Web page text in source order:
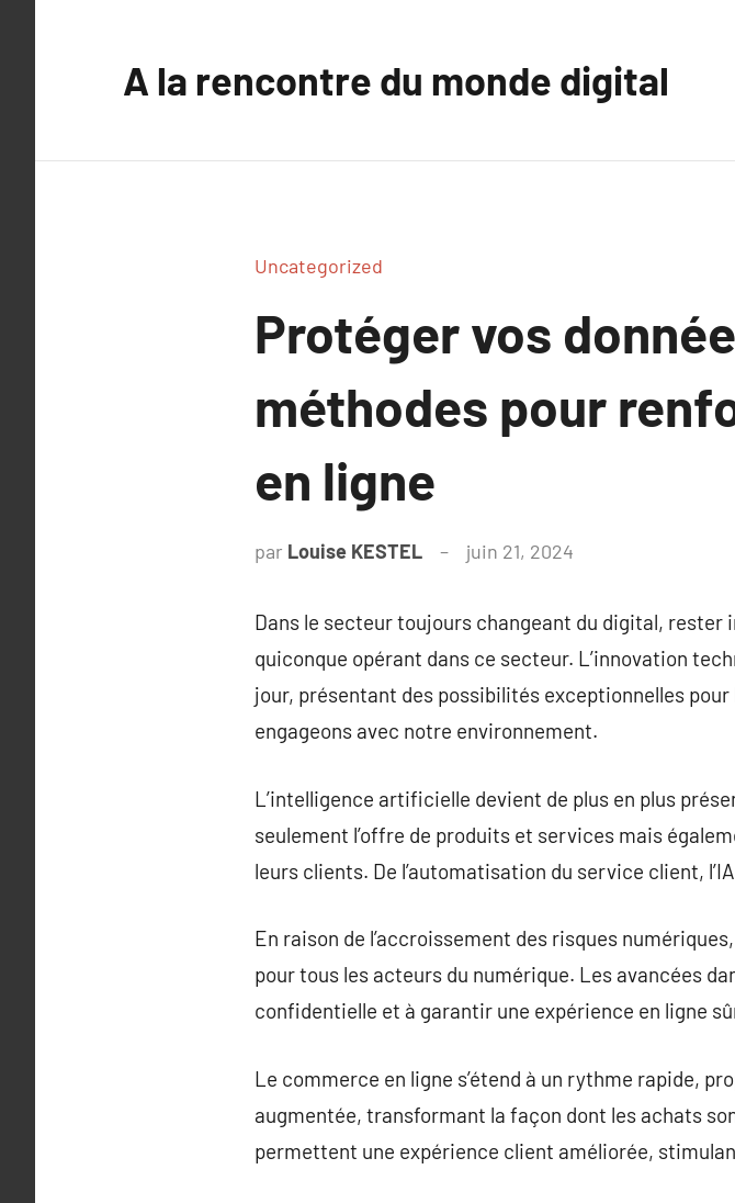
A la rencontre du monde digital
Uncategorized
Protéger vos
méthodes pour
en ligne
par Louise KESTEL juin 21, 2024
Dans le secteur toujours changeant du digital,
quiconque opérant dans ce secteur. L’innovation
jour, présentant des possibilités exceptionnelles
engageons avec notre environnement.
L’intelligence artificielle devient de plus en plus
seulement l’offre de produits et services mais
leurs clients. De l’automatisation du service client,
En raison de l’accroissement des risques
pour tous les acteurs du numérique. Les avancées
confidentielle et à garantir une expérience en ligne
Le commerce en ligne s’étend à un rythme rapide,
augmentée, transformant la façon dont les achats
permettent une expérience client améliorée,